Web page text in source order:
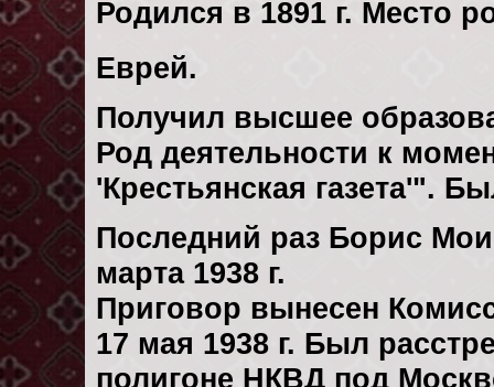
Родился в 1891 г. Место
Еврей.
Получил высшее
Род деятельности к
'Крестьянская газета'".
Последний раз Борис
марта 1938 г.
Приговор вынесен
17 мая 1938 г. Был
полигоне НКВД под